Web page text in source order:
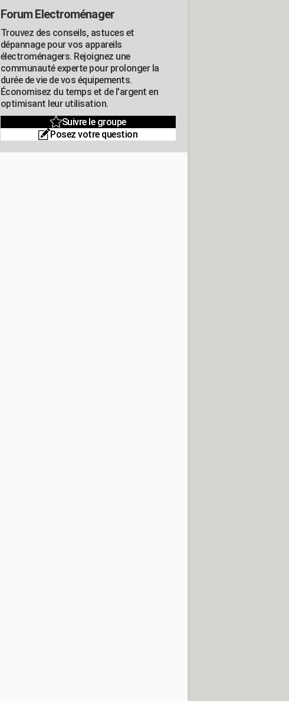
Forum Electroménager
Trouvez des conseils, astuces et
dépannage pour vos appareils
électroménagers. Rejoignez une
communauté experte pour prolonger la
durée de vie de vos équipements.
Économisez du temps et de l'argent en
optimisant leur utilisation.
Suivre le groupe
Posez votre question